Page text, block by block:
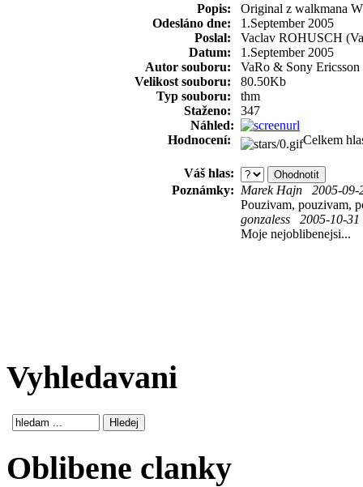
Popis:
Original z walkmana
Odesláno dne:
1.September 2005
Poslal:
Vaclav ROHUSCH
Datum:
1.September 2005
Autor souboru:
VaRo & Sony Ericsson
Velikost souboru:
80.50Kb
Typ souboru:
thm
Staženo:
347
Náhled:
Hodnocení:
Celkem
Váš hlas:
Poznámky: Marek Hajn 2005-09-
Pouzivam, pouzivam,
gonzaless 2005-10-31
Moje nejoblibenejsi...
Vyhledavani
Oblibene clanky